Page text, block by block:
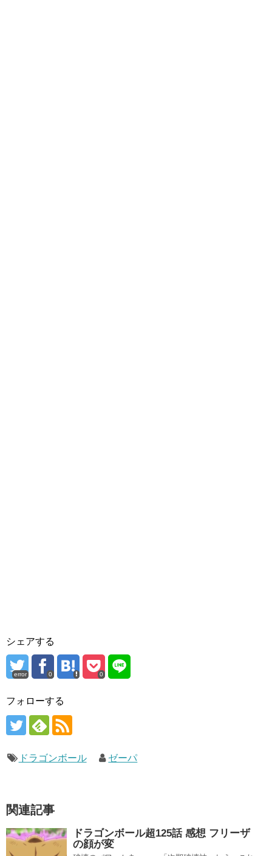
シェアする
error 0 0
フォローする
ドラゴンボール ゼーパ
関連記事
ドラゴンボール超125話 感想 フリーザ
の顔が変